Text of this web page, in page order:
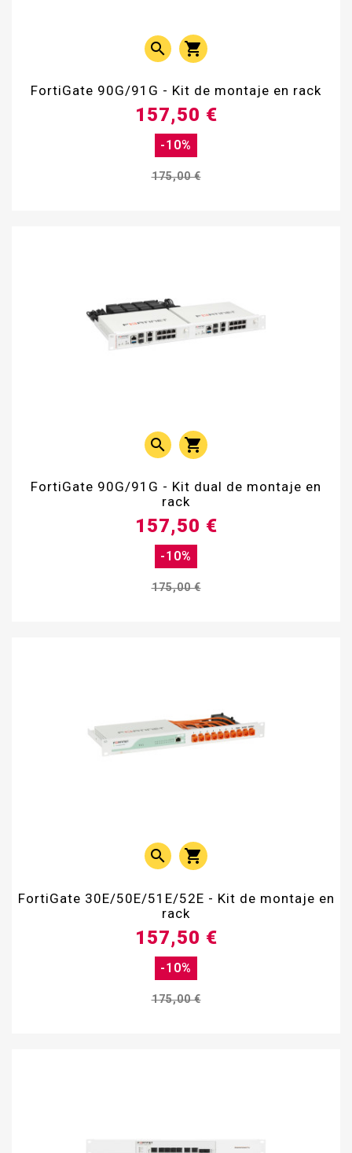
 
FortiGate 90G/91G - Kit de montaje en rack
175,00 €
-10%
157,50 €
 
FortiGate 90G/91G - Kit dual de montaje en
rack
175,00 €
-10%
157,50 €
 
FortiGate 30E/50E/51E/52E - Kit de montaje en
rack
175,00 €
-10%
157,50 €